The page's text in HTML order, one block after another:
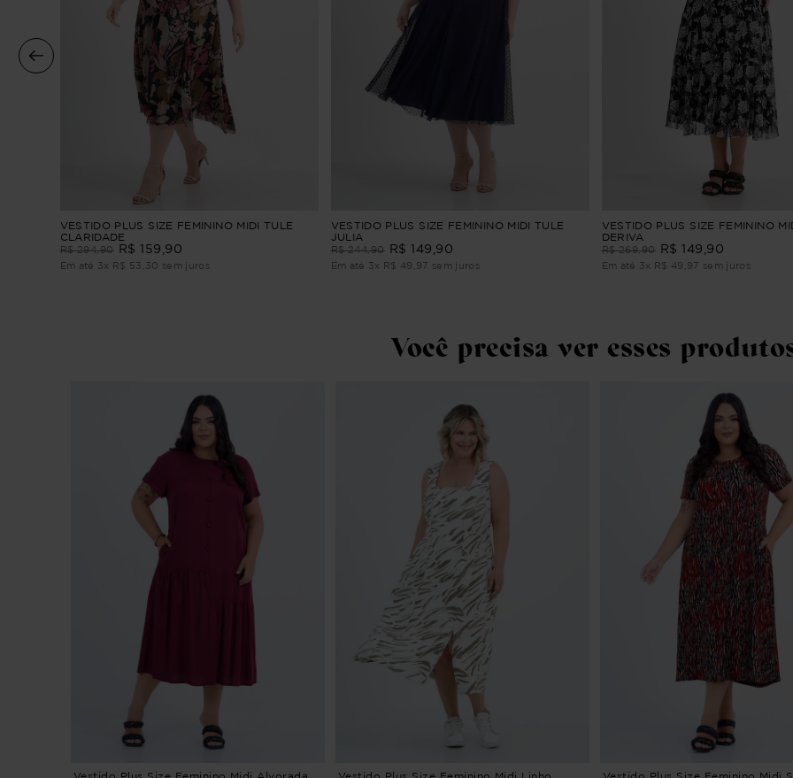
VESTIDO PLUS SIZE FEMININO MIDI TULE
CLARIDADE
R$ 294,90 R$ 159 90
Em até 3x R$ 53 30 sem juros
VESTIDO PLUS SIZE FEMININO MIDI TULE
JULIA
R$ 244,90 R$ 149 90
Em até 3x R$ 49 97 sem juros
VESTIDO PLUS SIZE FEMININO
DERIVA
R$ 269,90 R$ 149 90
Em até 3x R$ 49 97 sem juros
Você precisa ver esses
Vestido Plus Size Feminino Midi Alvorada Vestido Plus Size Feminino Midi Linho Vestido Plus Size Feminino Midi